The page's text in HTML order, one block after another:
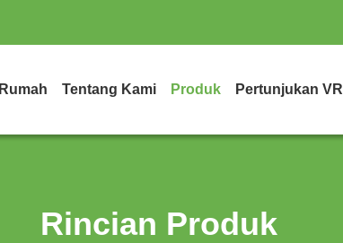
Rumah Tentang Kami Produk Pertunjukan VR
Rincian Produk